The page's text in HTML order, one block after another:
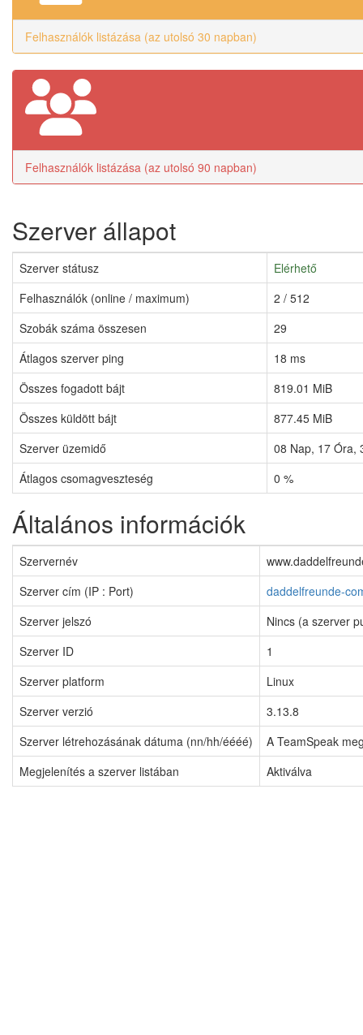
Felhasználók listázása (az utolsó 30 napban)
Felhasználók listázása (az utolsó 90 napban)
Szerver állapot
Szerver státusz
Elérhető
Felhasználók (online / maximum)
2 / 512
Szobák száma összesen
29
Átlagos szerver ping
18 ms
Összes fogadott bájt
819.01 MiB
Összes küldött bájt
877.45 MiB
Szerver üzemidő
08 Nap, 17 Óra,
Átlagos csomagveszteség
0 %
Általános információk
Szervernév
Szerver cím (IP : Port)
daddelfreunde-
Szerver jelszó
Nincs (a szerver
Szerver ID
1
Szerver platform
Linux
Szerver verzió
3.13.8
Szerver létrehozásának dátuma (nn/hh/éééé)
A TeamSpeak
Megjelenítés a szerver listában
Aktiválva